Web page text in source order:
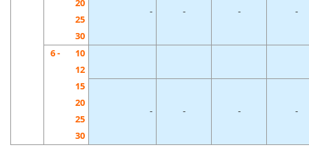
- - - -
20
25
30
6 -
10
12
15
- - - -
20
25
30